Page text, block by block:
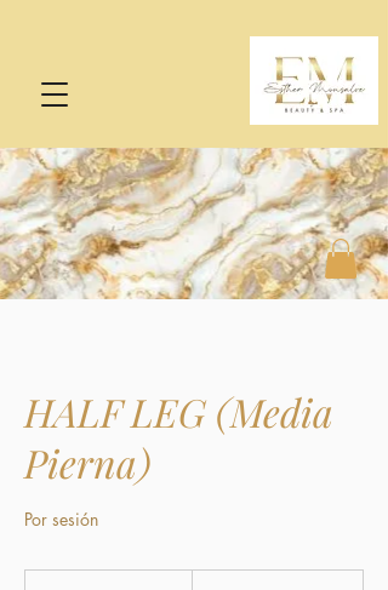
HALF LEG (Media
Pierna)
Por sesión